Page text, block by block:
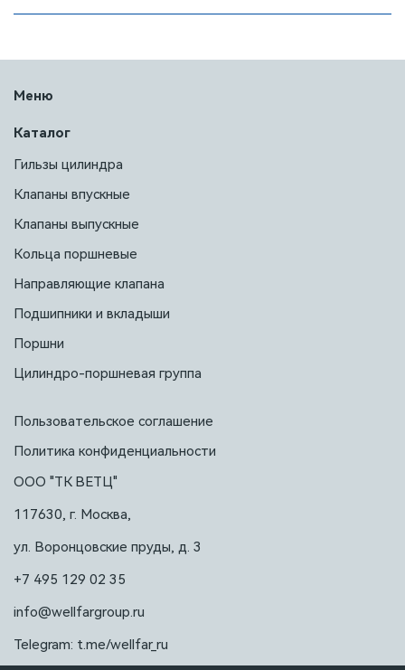
Меню
Каталог
Гильзы цилиндра
Клапаны впускные
Клапаны выпускные
Кольца поршневые
Направляющие клапана
Подшипники и вкладыши
Поршни
Цилиндро-поршневая группа
Пользовательское соглашение
Политика конфиденциальности
ООО "ТК ВЕТЦ"
117630, г. Москва,
ул. Воронцовские пруды, д. 3
+7 495 129 02 35
info@wellfargroup.ru
Telegram: t.me/wellfar_ru